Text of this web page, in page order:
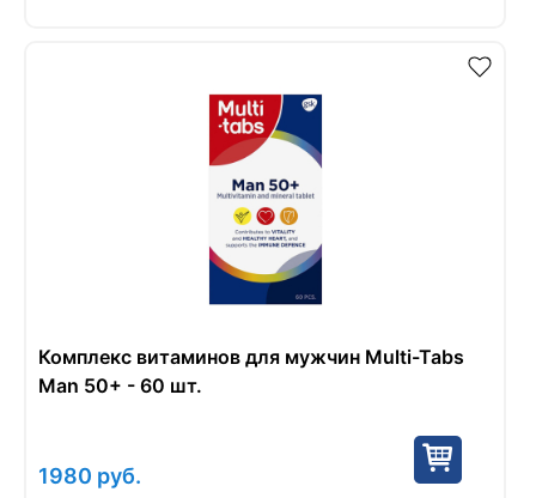
Комплекс витаминов для мужчин Multi-Tabs
Man 50+ - 60 шт.
1980 руб.